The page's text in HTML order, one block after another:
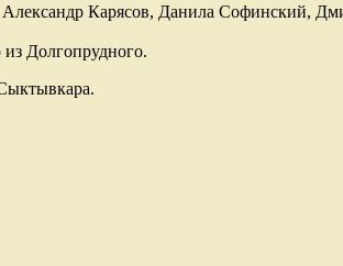
Карясов, Данила Софинский,
Долгопрудного.